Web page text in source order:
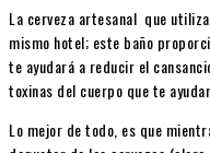
La cerveza artesanal que
mismo hotel; este baño
te ayudará a reducir el
toxinas del cuerpo que te
Lo mejor de todo, es que